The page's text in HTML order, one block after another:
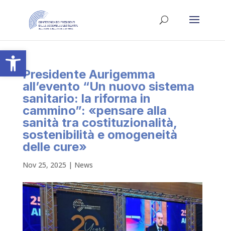
Apri la barra degli strumenti
Presidente Aurigemma
all’evento “Un nuovo sistema
sanitario: la riforma in
cammino”: «pensare alla
sanità tra costituzionalità,
sostenibilità e omogeneità
delle cure»
Nov 25, 2025 | News